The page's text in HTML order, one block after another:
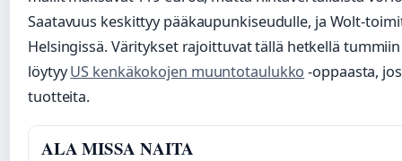
Saatavuus keskittyy pääkaupunkiseudulle, ja Wolt-
Helsingissä. Väritykset rajoittuvat tällä hetkellä
löytyyUS kenkäkokojen muuntotaulukko -oppaasta,
tuotteita.
ALA MISSA NAITA